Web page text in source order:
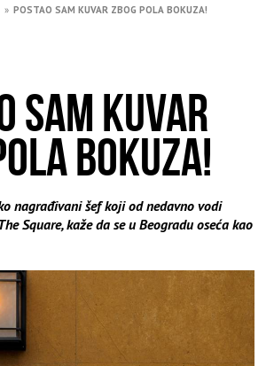
» POSTAO SAM KUVAR ZBOG POLA BOKUZA!
SAM KUVAR
BOKUZA!
nagrađivani šef koji od nedavno vodi
Square, kaže da se u Beogradu oseća kao